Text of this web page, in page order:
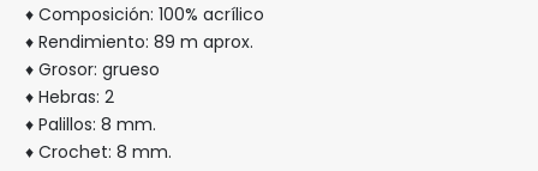
♦ Composición: 100% acrílico
♦ Rendimiento: 89 m aprox.
♦ Grosor: grueso
♦ Hebras: 2
♦ Palillos: 8 mm.
♦ Crochet: 8 mm.